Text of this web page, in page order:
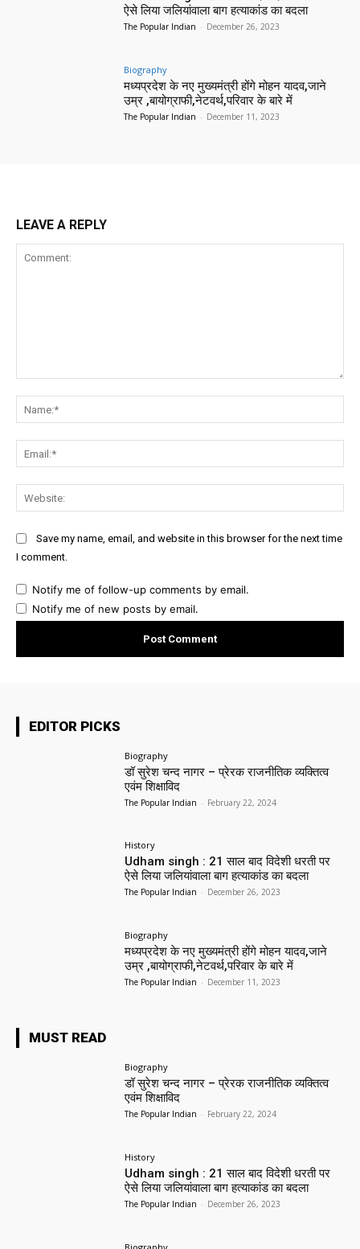
ऐसे लिया जलियांवाला बाग हत्याकांड का बदला
The Popular Indian - December 26, 2023
Biography
मध्यप्रदेश के नए मुख्यमंत्री होंगे मोहन यादव,जाने
उम्र ,बायोग्राफी,नेटवर्थ,परिवार के बारे में
The Popular Indian - December 11, 2023
LEAVE A REPLY
Save my name, email, and website in this browser for the next time
I comment.
Notify me of follow-up comments by email.
Notify me of new posts by email.
EDITOR PICKS
Biography
डॉ सुरेश चन्द नागर – प्रेरक राजनीतिक व्यक्तित्व
एवंम शिक्षाविद
The Popular Indian - February 22, 2024
History
Udham singh : 21 साल बाद विदेशी धरती पर
ऐसे लिया जलियांवाला बाग हत्याकांड का बदला
The Popular Indian - December 26, 2023
Biography
मध्यप्रदेश के नए मुख्यमंत्री होंगे मोहन यादव,जाने
उम्र ,बायोग्राफी,नेटवर्थ,परिवार के बारे में
The Popular Indian - December 11, 2023
MUST READ
Biography
डॉ सुरेश चन्द नागर – प्रेरक राजनीतिक व्यक्तित्व
एवंम शिक्षाविद
The Popular Indian - February 22, 2024
History
Udham singh : 21 साल बाद विदेशी धरती पर
ऐसे लिया जलियांवाला बाग हत्याकांड का बदला
The Popular Indian - December 26, 2023